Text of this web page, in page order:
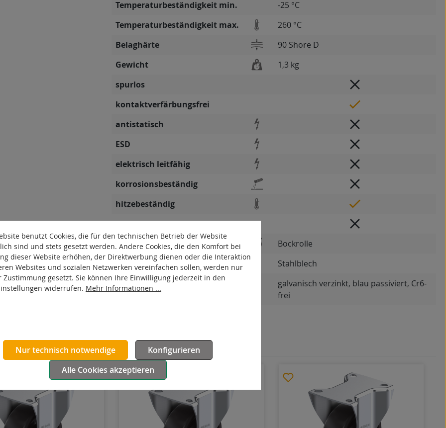
Temperaturbeständigkeit min.
-25 °C
Temperaturbeständigkeit max.
260 °C
Belaghärte
90 Shore D
Gewicht
1,3 kg
spurlos
kontaktverfärbungsfrei
antistatisch
ESD
elektrisch leitfähig
korrosionsbeständig
hitzebeständig
autoklaventauglich
Produkttyp
Bockrolle
Material Gehäuse
Stahlblech
Oberfläche Gehäuse
galvanisch verzinkt, blau passiviert, Cr6-
frei
benutzt Cookies, die für den technischen Betrieb der Website
sind und stets gesetzt werden. Andere Cookies, die den Komfort bei
dieser Website erhöhen, der Direktwerbung dienen oder die Interaktion
Websites und sozialen Netzwerken vereinfachen sollen, werden nur
Zustimmung gesetzt. Sie können Ihre Einwilligung jederzeit in den
widerrufen. Mehr Informationen ...
Nur technisch notwendige
Konfigurieren
Alle Cookies akzeptieren